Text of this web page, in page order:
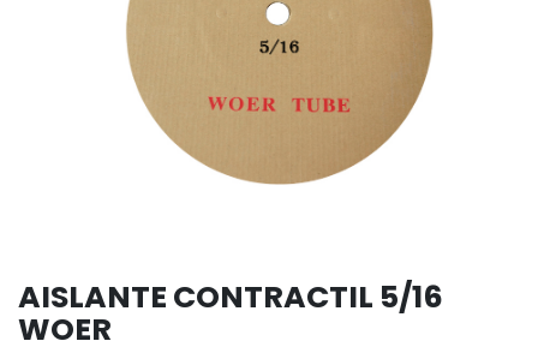
AISLANTE CONTRACTIL 5/16
WOER